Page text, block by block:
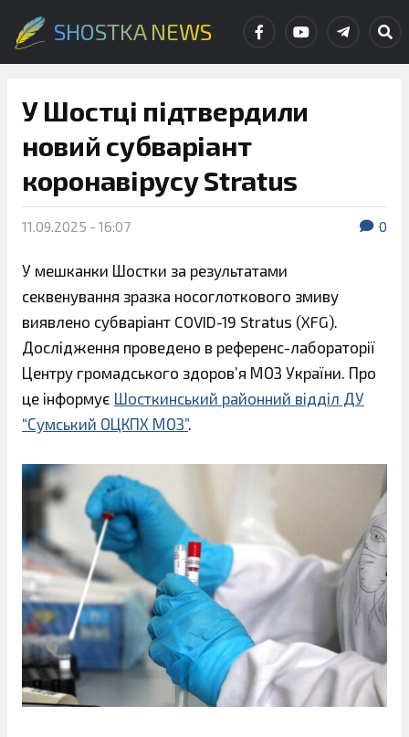
SHOSTKA NEWS
У Шостці підтвердили
новий субваріант
коронавірусу Stratus
11.09.2025 - 16:07 0
У мешканки Шостки за результатами
секвенування зразка носоглоткового змиву
виявлено субваріант COVID-19 Stratus (XFG).
Дослідження проведено в референс-лабораторії
Центру громадського здоров’я МОЗ України. Про
це інформує Шосткинський районний відділ ДУ
“Сумський ОЦКПХ МОЗ”.